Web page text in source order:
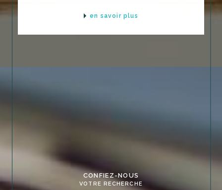
en savoir plus
CONFIEZ-NOUS
VOTRE RECHERCHE